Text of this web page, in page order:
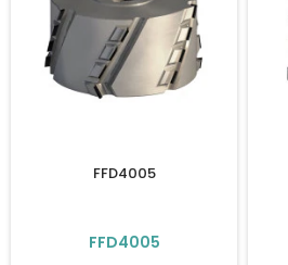
FFD4005
FFD4005